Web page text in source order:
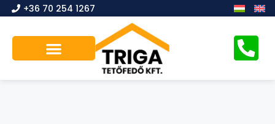
+36 70 254 1267